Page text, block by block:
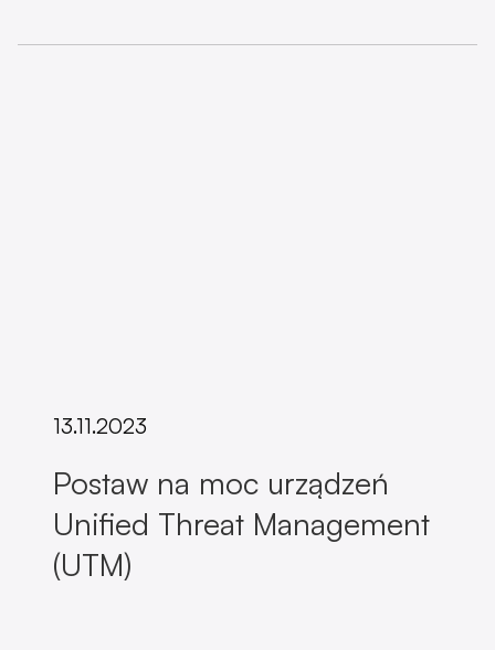
13.11.2023
Postaw na moc urządzeń
Unified Threat Management
(UTM)